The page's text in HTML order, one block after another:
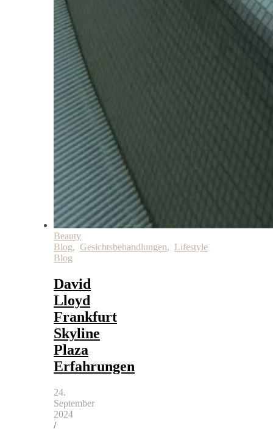
Beauty
Blog, Gesichtsbehandlungen, Lifestyle
Blog
David
Lloyd
Frankfurt
Skyline
Plaza
Erfahrungen
24.
September
2024
/